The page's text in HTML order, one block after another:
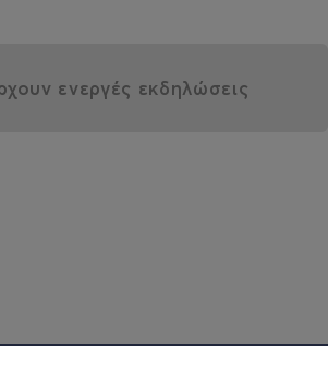
ενεργές εκδηλώσεις